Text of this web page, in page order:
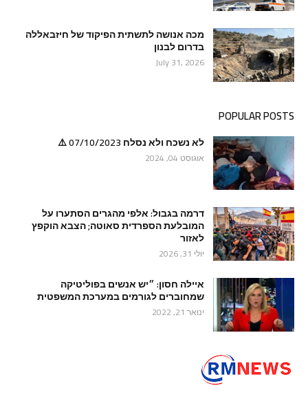
מכה אנושה לתשתית הפיקוד של חיזבאללה
בדרום לבנון
July 31, 2026
POPULAR POSTS
לא נשכח ולא נסלח 07/10/2023 ⚠️
אוגוסט 04, 2024
דרמה בגבול: אלפי מהגרים הסתערו על
המובלעת הספרדית סאוטה; הצבא הוקפץ
לאזור
יולי 31, 2026
איילה חסון: ״יש אנשים בפוליטיקה
שמחוברים לגורמים במערכת המשפטית
ינואר 21, 2022